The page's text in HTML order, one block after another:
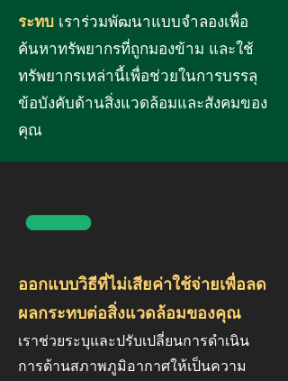
ระทบ เราร่วมพัฒนาแบบจำลองเพื่อ
ค้นหาทรัพยากรที่ถูกมองข้าม และใช้
ทรัพยากรเหล่านี้เพื่อช่วยในการบรรลุ
ข้อบังคับด้านสิ่งแวดล้อมและสังคมของ
คุณ
ออกแบบวิธีที่ไม่เสียค่าใช้จ่ายเพื่อลด
ผลกระทบต่อสิ่งแวดล้อมของคุณ
เราช่วยระบุและปรับเปลี่ยนการดำเนิน
การด้านสภาพภูมิอากาศให้เป็นความ